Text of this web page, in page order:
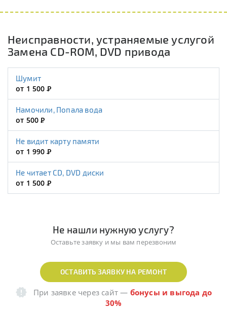
Неисправности, устраняемые услугой
Замена CD-ROM, DVD привода
Шумит
от 1 500Р
Намочили, Попала вода
от 500Р
Не видит карту памяти
от 1 990Р
Не читает CD, DVD диски
от 1 500Р
Не нашли нужную услугу?
Оставьте заявку и мы вам перезвоним
ОСТАВИТЬ ЗАЯВКУ НА РЕМОНТ
При заявке через сайт— бонусы и выгода до
30%